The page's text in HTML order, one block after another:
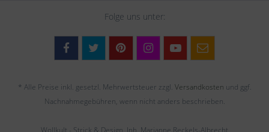
Folge uns unter:
* Alle Preise inkl. gesetzl. Mehrwertsteuer zzgl. Versandkosten und ggf.
Nachnahmegebühren, wenn nicht anders beschrieben.
Wollkult - Strick & Design, Inh. Marianne Reckels-Albrecht